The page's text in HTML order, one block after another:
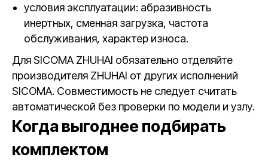
условия эксплуатации: абразивность
инертных, сменная загрузка, частота
обслуживания, характер износа.
Для SICOMA ZHUHAI обязательно отделяйте
производителя ZHUHAI от других исполнений
SICOMA. Совместимость не следует считать
автоматической без проверки по модели и узлу.
Когда выгоднее подбирать
комплектом